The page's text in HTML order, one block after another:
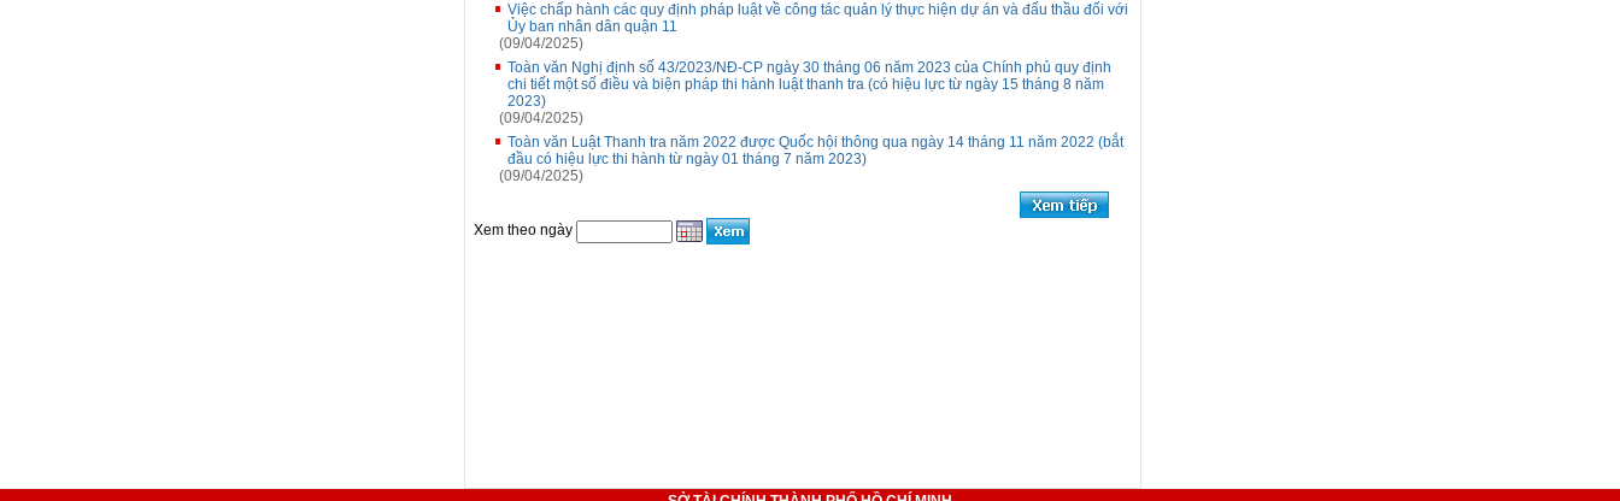
Việc chấp hành các quy định pháp luật về công tác quản lý thực hiện dự án và đấu thầu đối với
Ủy ban nhân dân quận 11
(09/04/2025)
Toàn văn Nghị định số 43/2023/NĐ-CP ngày 30 tháng 06 năm 2023 của Chính phủ quy định
chi tiết một số điều và biện pháp thi hành luật thanh tra (có hiệu lực từ ngày 15 tháng 8 năm
2023)
(09/04/2025)
Toàn văn Luật Thanh tra năm 2022 được Quốc hội thông qua ngày 14 tháng 11 năm 2022 (bắt
đầu có hiệu lực thi hành từ ngày 01 tháng 7 năm 2023)
(09/04/2025)
Xem theo ngày